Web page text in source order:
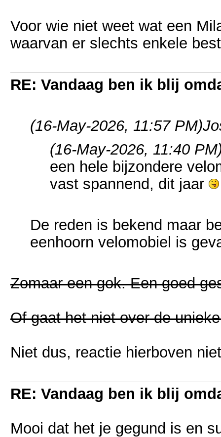
Voor wie niet weet wat een
waarvan er slechts enkele
RE: Vandaag ben ik blij
(16-May-2026, 11:57 PM)
(16-May-2026, 11:40
een hele bijzondere
vast spannend, dit jaar
De reden is bekend maar
eenhoorn velomobiel is
Zomaar een gok. Een goed
Of gaat het niet over de
Niet dus, reactie hierboven
RE: Vandaag ben ik blij
Mooi dat het je gegund is en